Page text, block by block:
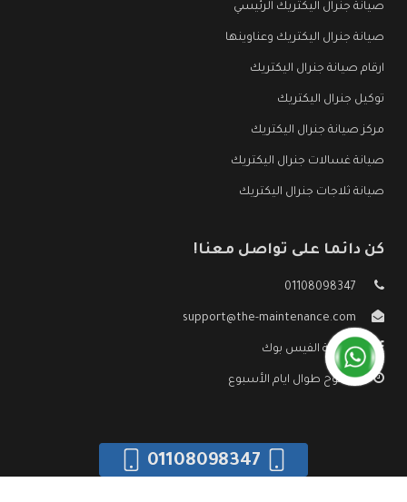
صيانة جنرال اليكتريك الرئيسي
صيانة جنرال اليكتريك وعناوينها
ارقام صيانة جنرال اليكتريك
توكيل جنرال اليكتريك
مركز صيانة جنرال اليكتريك
صيانة غسالات جنرال اليكتريك
صيانة ثلاجات جنرال اليكتريك
كن دائما على تواصل معنا!
01108098347
support@the-maintenance.com
صفحة الفيس بوك
مفتوح طوال ايام الأسبوع
01108098347